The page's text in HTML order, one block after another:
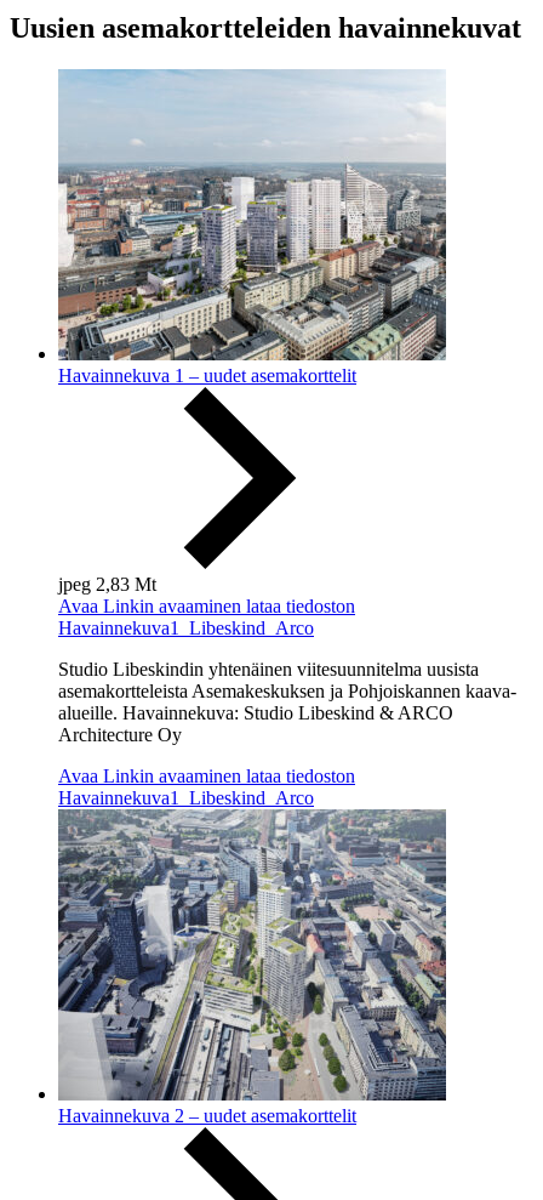
Uusien asemakortteleiden havainnekuvat
Havainnekuva 1 – uudet asemakorttelit
jpeg 2,83 Mt
Avaa Linkin avaaminen lataa tiedoston
Havainnekuva1_Libeskind_Arco
Studio Libeskindin yhtenäinen viitesuunnitelma uusista
asemakortteleista Asemakeskuksen ja Pohjoiskannen kaava-
alueille. Havainnekuva: Studio Libeskind & ARCO
Architecture Oy
Avaa Linkin avaaminen lataa tiedoston
Havainnekuva1_Libeskind_Arco
Havainnekuva 2 – uudet asemakorttelit